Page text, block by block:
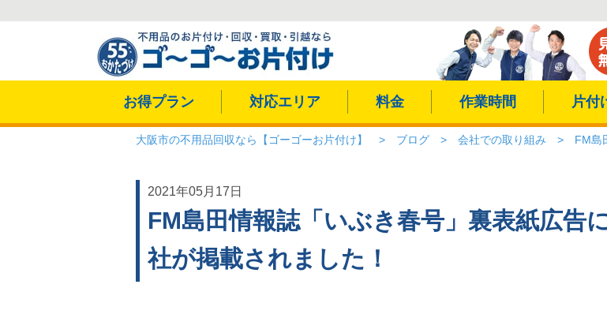
お得プラン 対応エリア 料金 作業時間 片付
大阪市の不用品回収なら【ゴーゴーお片付け】 > ブログ > 会社での取り組み > FM島
2021年05月17日
FM島田情報誌「いぶき春号」裏表紙広告
社が掲載されました！